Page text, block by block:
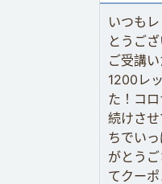
いつも
とうご
ご受講
1200レ
た！コ
続けさ
ちでい
がとう
てクー